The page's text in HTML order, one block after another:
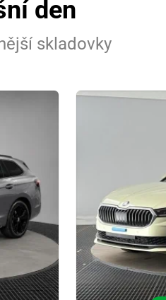
den
skladovky